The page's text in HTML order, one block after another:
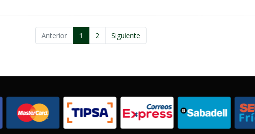
Anterior 1 2 Siguiente